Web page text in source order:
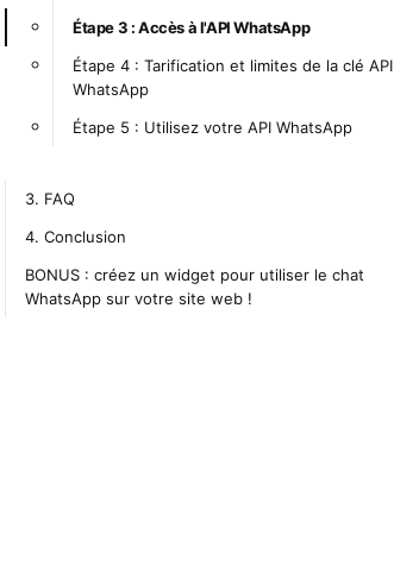
Étape 3 : Accès à l'API WhatsApp
Étape 4 : Tarification et limites de la clé API
WhatsApp
Étape 5 : Utilisez votre API WhatsApp
3. FAQ
4. Conclusion
BONUS : créez un widget pour utiliser le chat
WhatsApp sur votre site web !